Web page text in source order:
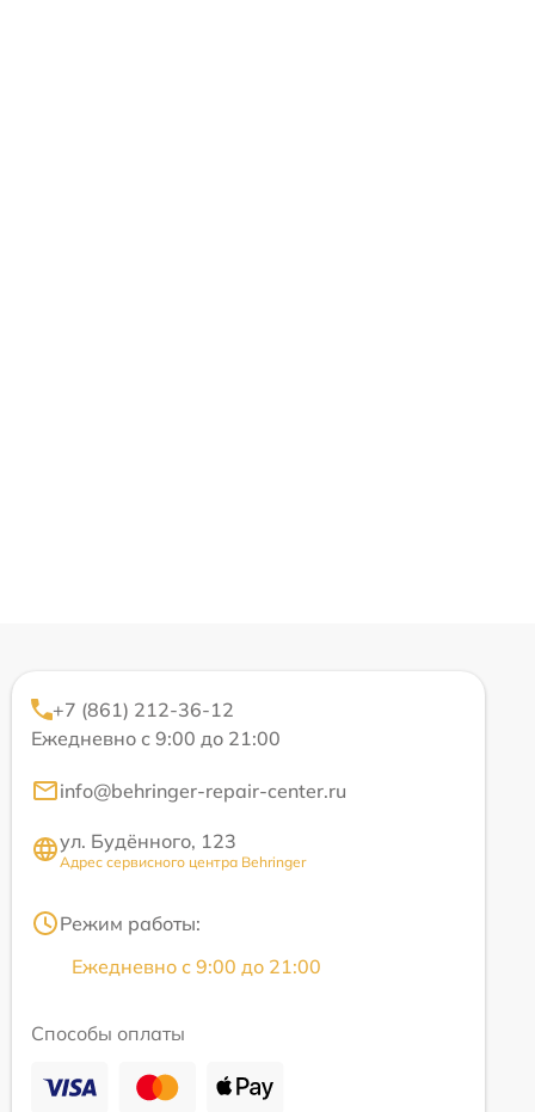
+7 (861) 212-36-12
Ежедневно с 9:00 до 21:00
info@behringer-repair-center.ru
ул. Будённого, 123
Адрес сервисного центра Behringer
Режим работы:
Ежедневно с 9:00 до 21:00
Способы оплаты